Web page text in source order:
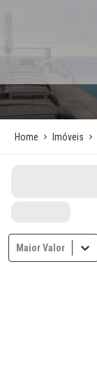
Home Imóveis
Maior Valor